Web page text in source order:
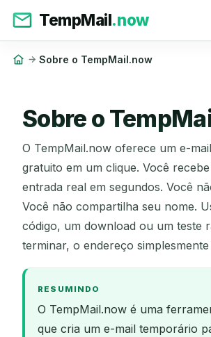
TempMail.now
Sobre o TempMail.now
Sobre o
O TempMail.now oferece um e-
gratuito em um clique. Você
entrada real em segundos. Você
Você não compartilha seu nome.
código, um download ou um teste
terminar, o endereço
RESUMINDO
O TempMail.now é uma
que cria um e-mail temporário